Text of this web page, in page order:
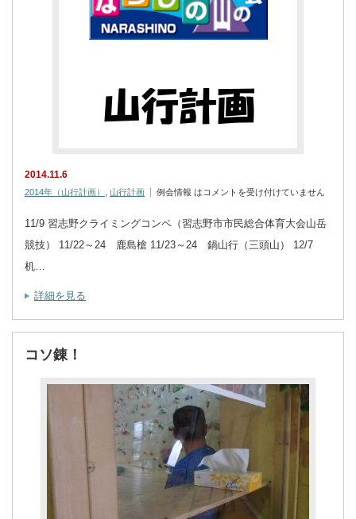
2014.11.6
2014年（山行計画） 山行計画 例会情報 は コメントを受け付けていません
11/9 習志野クライミングコンペ（習志野市市民総合体育大会山岳
競技） 11/22～24 鹿島槍 11/23～24 鍋山行（三頭山） 12/7
机…
詳細を見る
コソ錬！